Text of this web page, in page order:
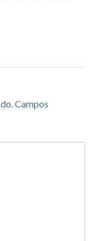
Campos